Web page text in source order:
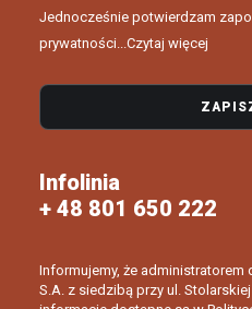
Jednocześnie potwierdzam
prywatności...Czytaj więcej
Infolinia
+ 48 801 650 222
Informujemy, że
S.A. z siedzibą przy ul.